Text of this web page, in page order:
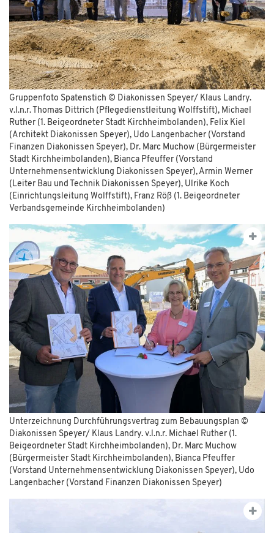
Gruppenfoto Spatenstich © Diakonissen Speyer/ Klaus Landry.
v.l.n.r. Thomas Dittrich (Pflegedienstleitung Wolffstift), Michael
Ruther (1. Beigeordneter Stadt Kirchheimbolanden), Felix Kiel
(Architekt Diakonissen Speyer), Udo Langenbacher (Vorstand
Finanzen Diakonissen Speyer), Dr. Marc Muchow (Bürgermeister
Stadt Kirchheimbolanden), Bianca Pfeuffer (Vorstand
Unternehmensentwicklung Diakonissen Speyer), Armin Werner
(Leiter Bau und Technik Diakonissen Speyer), Ulrike Koch
(Einrichtungsleitung Wolffstift), Franz Röß (1. Beigeordneter
Verbandsgemeinde Kirchheimbolanden)
Unterzeichnung Durchführungsvertrag zum Bebauungsplan ©
Diakonissen Speyer/ Klaus Landry. v.l.n.r. Michael Ruther (1.
Beigeordneter Stadt Kirchheimbolanden), Dr. Marc Muchow
(Bürgermeister Stadt Kirchheimbolanden), Bianca Pfeuffer
(Vorstand Unternehmensentwicklung Diakonissen Speyer), Udo
Langenbacher (Vorstand Finanzen Diakonissen Speyer)